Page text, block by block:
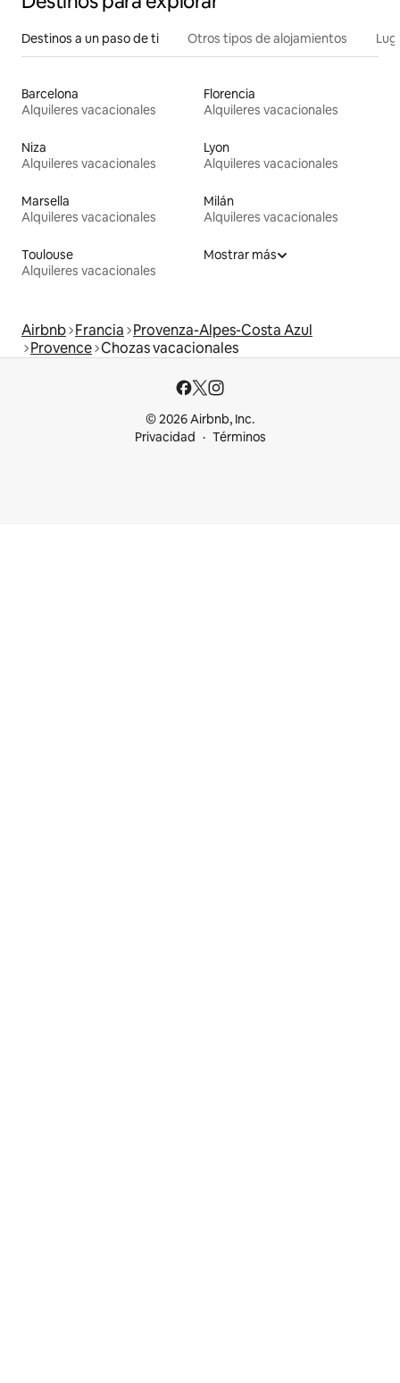
Destinos a un paso de ti Otros tipos de alojamientos
Barcelona
Alquileres vacacionales
Florencia
Alquileres vacacionales
Niza
Alquileres vacacionales
Lyon
Alquileres vacacionales
Marsella
Alquileres vacacionales
Milán
Alquileres vacacionales
Toulouse
Alquileres vacacionales
Mostrar más
Airbnb Francia Provenza-Alpes-Costa Azul
Provence Chozas vacacionales
© 2026 Airbnb, Inc.
Privacidad
Términos